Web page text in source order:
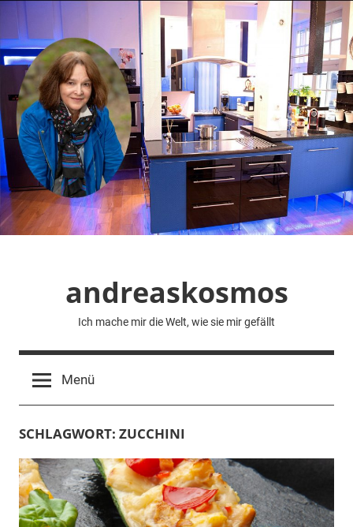
Inhalt
springen
andreaskosmos
Ich mache mir die Welt, wie sie mir gefällt
Menü
SCHLAGWORT: ZUCCHINI